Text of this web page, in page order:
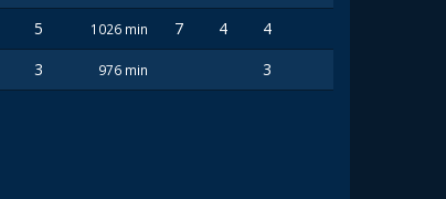
5 1026 min 7 4
4
3 976 min
3